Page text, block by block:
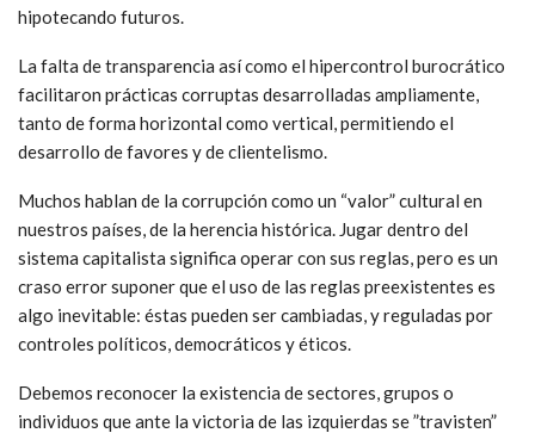
hipotecando futuros.
La falta de transparencia así como el hipercontrol burocrático
facilitaron prácticas corruptas desarrolladas ampliamente,
tanto de forma horizontal como vertical, permitiendo el
desarrollo de favores y de clientelismo.
Muchos hablan de la corrupción como un “valor” cultural en
nuestros países, de la herencia histórica. Jugar dentro del
sistema capitalista significa operar con sus reglas, pero es un
craso error suponer que el uso de las reglas preexistentes es
algo inevitable: éstas pueden ser cambiadas, y reguladas por
controles políticos, democráticos y éticos.
Debemos reconocer la existencia de sectores, grupos o
individuos que ante la victoria de las izquierdas se ”travisten”